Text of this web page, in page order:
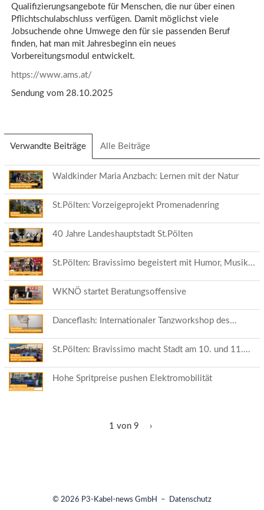
Qualifizierungsangebote für Menschen, die nur über einen
Pflichtschulabschluss verfügen. Damit möglichst viele
Jobsuchende ohne Umwege den für sie passenden Beruf
finden, hat man mit Jahresbeginn ein neues
Vorbereitungsmodul entwickelt.
https://www.ams.at/
Sendung vom 28.10.2025
Verwandte Beiträge (aktiver
Reiter)
Alle Beiträge
Waldkinder Maria Anzbach: Lernen mit der Natur
St.Pölten: Vorzeigeprojekt Promenadenring
40 Jahre Landeshauptstadt St.Pölten
St.Pölten: Bravissimo begeistert mit Humor, Musik...
WKNÖ startet Beratungsoffensive
Danceflash: Internationaler Tanzworkshop des...
St.Pölten: Bravissimo macht Stadt am 10. und 11....
Hohe Spritpreise pushen Elektromobilität
1 von 9 ›
© 2026 P3-Kabel-news GmbH – Datenschutz